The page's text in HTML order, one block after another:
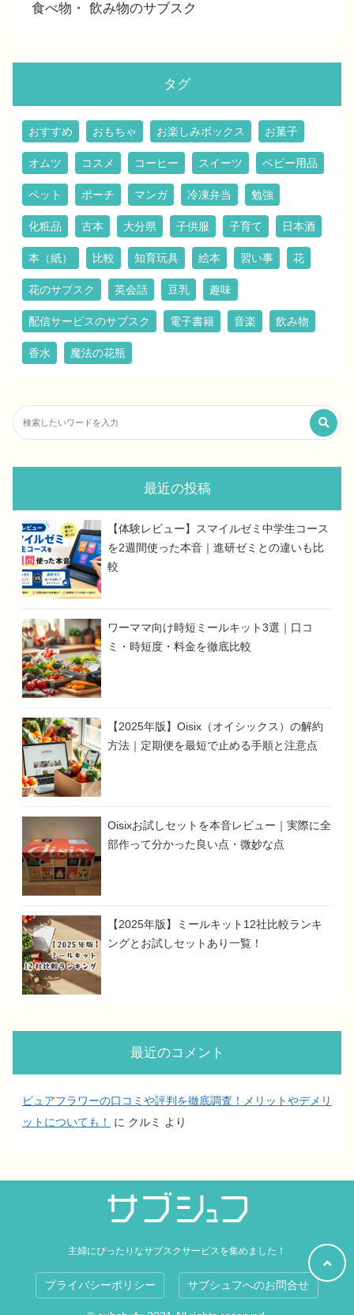
食べ物・ 飲み物のサブスク
タグ
おすすめ おもちゃ お楽しみボックス お菓子
オムツ コスメ コーヒー スイーツ ベビー用品
ペット ポーチ マンガ 冷凍弁当 勉強
化粧品 古本 大分県 子供服 子育て 日本酒
本（紙） 比較 知育玩具 絵本 習い事 花
花のサブスク 英会話 豆乳 趣味
配信サービスのサブスク 電子書籍 音楽 飲み物
香水 魔法の花瓶
最近の投稿
【体験レビュー】スマイルゼミ中学生コース
を2週間使った本音｜進研ゼミとの違いも比
較
ワーママ向け時短ミールキット3選｜口コ
ミ・時短度・料金を徹底比較
【2025年版】Oisix（オイシックス）の解約
方法｜定期便を最短で止める手順と注意点
Oisixお試しセットを本音レビュー｜実際に全
部作って分かった良い点・微妙な点
【2025年版】ミールキット12社比較ランキ
ングとお試しセットあり一覧！
最近のコメント
ピュアフラワーの口コミや評判を徹底調査！メリットやデメリ
ットについても！
に クルミ より
主婦にぴったりなサブスクサービスを集めました！
プライバシーポリシー サブシュフへのお問合せ